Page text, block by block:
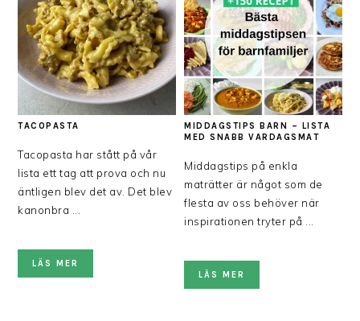
TACOPASTA
Tacopasta har stått på vår
lista ett tag att prova och nu
äntligen blev det av. Det blev
kanonbra ...
LÄS MER
MIDDAGSTIPS BARN – LISTA
MED SNABB VARDAGSMAT
Middagstips på enkla
maträtter är något som de
flesta av oss behöver när
inspirationen tryter på ...
LÄS MER